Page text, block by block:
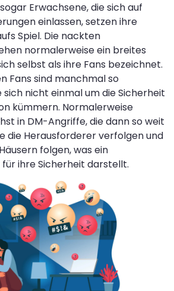
Erwachsene, die sich auf
einlassen, setzen ihre
Spiel. Die nackten
normalerweise ein breites
selbst als ihre Fans bezeichnet.
Fans sind manchmal so
sich nicht einmal um die Sicherheit
kümmern. Normalerweise
in DM-Angriffe, die dann so weit
die Herausforderer verfolgen und
folgen, was ein
ihre Sicherheit darstellt.